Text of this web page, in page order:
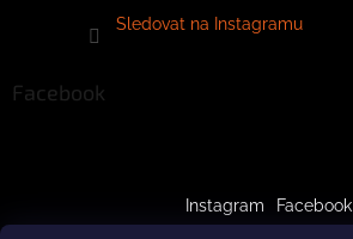
Sledovat na Instagramu
Facebook
Instagram Facebook